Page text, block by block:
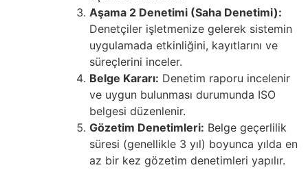
Aşama 2 Denetimi (Saha Denetimi):
Denetçiler işletmenize gelerek sistemin
uygulamada etkinliğini, kayıtlarını ve
süreçlerini inceler.
Belge Kararı: Denetim raporu incelenir
ve uygun bulunması durumunda ISO
belgesi düzenlenir.
Gözetim Denetimleri: Belge geçerlilik
süresi (genellikle 3 yıl) boyunca yılda en
az bir kez gözetim denetimleri yapılır.